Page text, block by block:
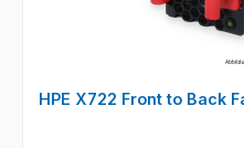
HPE X722 Front to Back